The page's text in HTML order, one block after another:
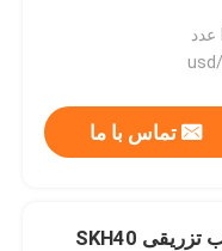
تماس با ما
پین اجکتور قالب تزریقی SKH40